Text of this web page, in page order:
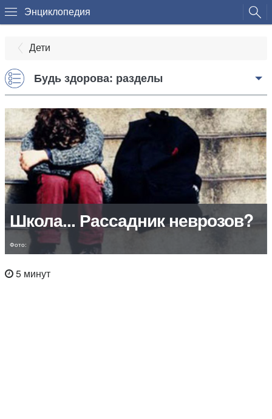
Энциклопедия
Дети
Будь здорова: разделы
Школа... Рассадник неврозов?
Фото:
5 минут